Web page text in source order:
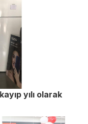
yılı olarak